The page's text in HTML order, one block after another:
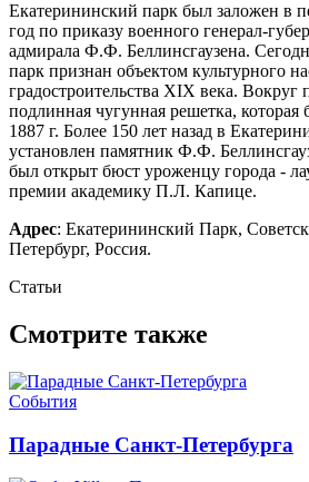
Екатерининский парк был заложен в
год по приказу военного генерал-
адмирала Ф.Ф. Беллинсгаузена.
парк признан объектом культурного
градостроительства XIX века. Вокруг
подлинная чугунная решетка, которая
1887 г. Более 150 лет назад в
установлен памятник Ф.Ф.
был открыт бюст уроженцу города -
премии академику П.Л. Капице.
Адрес: Екатерининский Парк,
Петербург, Россия.
Статьи
Смотрите также
События
Парадные Санкт-Петербурга